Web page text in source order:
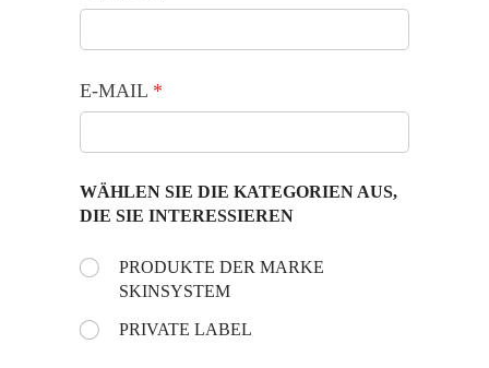
E-MAIL *
(is vereist)
WÄHLEN SIE DIE KATEGORIEN AUS,
DIE SIE INTERESSIEREN
Choose the day:*
(is vereist)
PRODUKTE DER MARKE
SKINSYSTEM
PRIVATE LABEL